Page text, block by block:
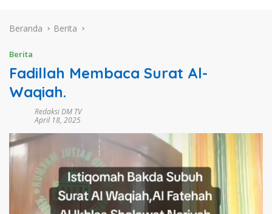
Beranda Berita
Berita
Fadillah Membaca Surat Al-
Waqiah.
Redaksi DM TV
April 18, 2025